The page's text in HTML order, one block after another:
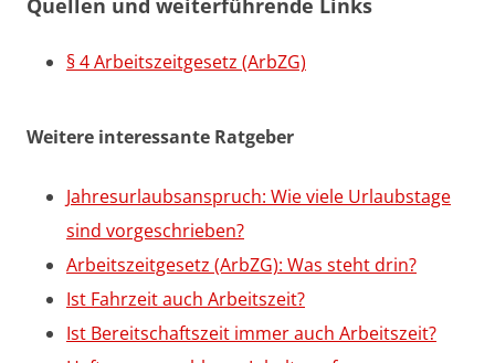
Quellen und weiterführende Links
§ 4 Arbeitszeitgesetz (ArbZG)
Weitere interessante Ratgeber
Jahresurlaubsanspruch: Wie viele Urlaubstage
sind vorgeschrieben?
Arbeitszeitgesetz (ArbZG): Was steht drin?
Ist Fahrzeit auch Arbeitszeit?
Ist Bereitschaftszeit immer auch Arbeitszeit?